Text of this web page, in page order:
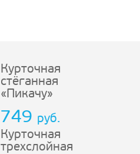
Курточная
стёганная
«Пикачу»
749 руб.
Курточная
трехслойная